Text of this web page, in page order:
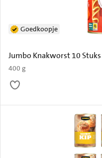
Jumbo Knakworst 10 Stuks
400 g
Goedkoopje